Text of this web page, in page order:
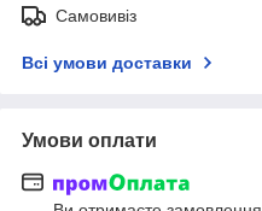
Самовивіз
Всі умови доставки
Умови оплати